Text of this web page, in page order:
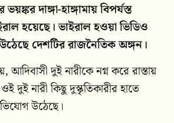
দাঙ্গা-হাঙ্গামায় বিপর্যস্ত
হয়েছে। ভাইরাল হওয়া ভিডিও
দেশটির রাজনৈতিক অঙ্গন।
আদিবাসী দুই নারীকে নগ্ন করে রাস্তায়
ওই দুই নারী কিছু দুস্কৃতিকারীর হাতে
উঠেছে।